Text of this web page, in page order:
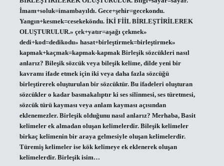
İmam+soluk=imambayıldı. Gece+şehir=gecekondu.
Yangın+kesmek=cesekeköndu. İKİ FİİL BİRLEŞTİRİLEREK
OLUŞTURULUR.» çek+yatır=aşağı çekmek»
dedi+kod=dedikodu» hasat+birleştirmek=birleştirmek»
kapmak+kaçmak=kapmak-kapmak Birleşik sözcükleri nasıl
anlarız? Bileşik sözcük veya bileşik kelime, dilde yeni bir
kavramı ifade etmek için iki veya daha fazla sözcüğü
birleştirerek oluşturulan bir sözcüktür. Bu ifadeleri oluşturan
sözcükler o kadar basmakalıptır ki ses silinmesi, ses türetmesi,
sözcük türü kayması veya anlam kayması açısından
eklenemezler. Birleşik olduğunu nasıl anlarız? Merhaba, Basit
kelimeler ek almadan oluşan kelimelerdir. Bileşik kelimeler
birkaç kelimenin bir araya gelmesiyle oluşan kelimelerdir.
Türemiş kelimeler ise kök kelimeye ek eklenerek oluşan
kelimelerdir. Birleşik isim…